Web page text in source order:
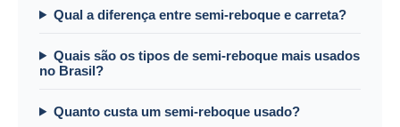
Qual a diferença entre semi-reboque e carreta?
Quais são os tipos de semi-reboque mais usados
no Brasil?
Quanto custa um semi-reboque usado?